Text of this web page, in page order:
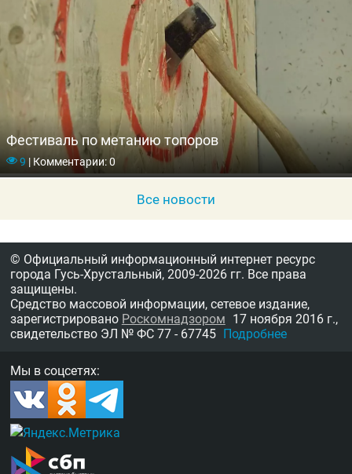
Фестиваль по метанию топоров
9 |Комментарии: 0
Все новости
© Официальный информационный интернет ресурс
города Гусь-Хрустальный, 2009-2026 гг. Все права
защищены.
Средство массовой информации, сетевое издание,
зарегистрировано Роскомнадзором 17 ноября 2016 г.,
свидетельство ЭЛ № ФС 77 - 67745 Подробнее
Мы в соцсетях: